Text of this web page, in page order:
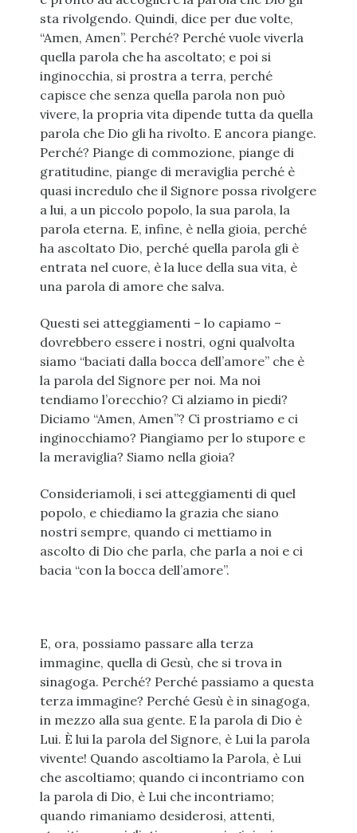
sta rivolgendo. Quindi, dice per due volte,
“Amen, Amen”. Perché? Perché vuole viverla
quella parola che ha ascoltato; e poi si
inginocchia, si prostra a terra, perché
capisce che senza quella parola non può
vivere, la propria vita dipende tutta da quella
parola che Dio gli ha rivolto. E ancora piange.
Perché? Piange di commozione, piange di
gratitudine, piange di meraviglia perché è
quasi incredulo che il Signore possa rivolgere
a lui, a un piccolo popolo, la sua parola, la
parola eterna. E, infine, è nella gioia, perché
ha ascoltato Dio, perché quella parola gli è
entrata nel cuore, è la luce della sua vita, è
una parola di amore che salva.
Questi sei atteggiamenti – lo capiamo –
dovrebbero essere i nostri, ogni qualvolta
siamo “baciati dalla bocca dell’amore” che è
la parola del Signore per noi. Ma noi
tendiamo l’orecchio? Ci alziamo in piedi?
Diciamo “Amen, Amen”? Ci prostriamo e ci
inginocchiamo? Piangiamo per lo stupore e
la meraviglia? Siamo nella gioia?
Consideriamoli, i sei atteggiamenti di quel
popolo, e chiediamo la grazia che siano
nostri sempre, quando ci mettiamo in
ascolto di Dio che parla, che parla a noi e ci
bacia “con la bocca dell’amore”.
E, ora, possiamo passare alla terza
immagine, quella di Gesù, che si trova in
sinagoga. Perché? Perché passiamo a questa
terza immagine? Perché Gesù è in sinagoga,
in mezzo alla sua gente. E la parola di Dio è
Lui. È lui la parola del Signore, è Lui la parola
vivente! Quando ascoltiamo la Parola, è Lui
che ascoltiamo; quando ci incontriamo con
la parola di Dio, è Lui che incontriamo;
quando rimaniamo desiderosi, attenti,